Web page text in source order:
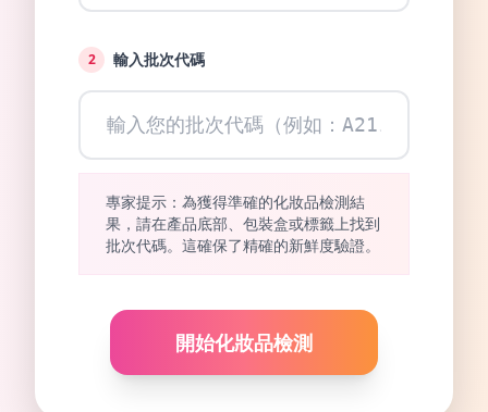
2 輸入批次代碼
專家提示：為獲得準確的化妝品檢測結
果，請在產品底部、包裝盒或標籤上找到
批次代碼。這確保了精確的新鮮度驗證。
開始化妝品檢測